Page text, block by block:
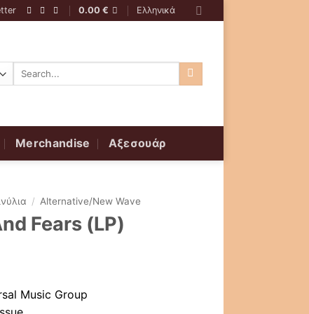
0.00 € Ελληνικά
Αναζήτηση
Merchandise Αξεσουάρ
/ Alternative/New Wave
Fears (LP)
Music Group